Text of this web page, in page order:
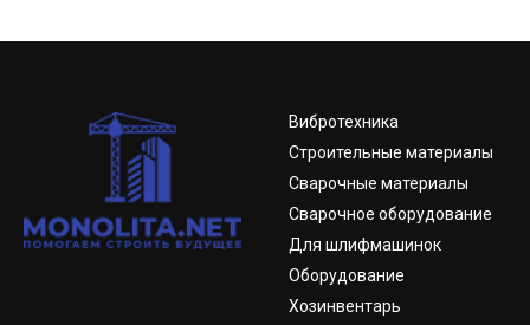
Вибротехника
Строительные материалы
Сварочные материалы
Сварочное оборудование
Для шлифмашинок
Оборудование
Хозинвентарь